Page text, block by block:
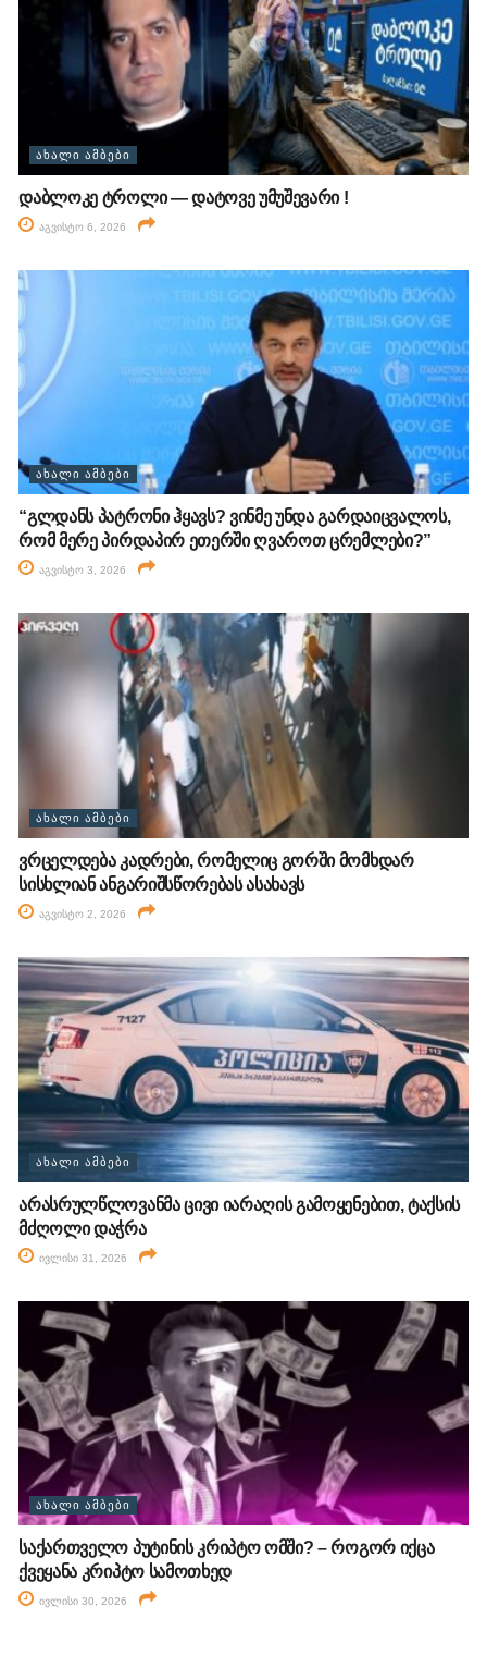
ᲐᲮᲐᲚᲘ ᲐᲛᲑᲔᲑᲘ
დაბლოკე ტროლი — დატოვე უმუშევარი !
აგვისტო 6, 2026
ᲐᲮᲐᲚᲘ ᲐᲛᲑᲔᲑᲘ
“გლდანს პატრონი ჰყავს? ვინმე უნდა გარდაიცვალოს,
რომ მერე პირდაპირ ეთერში ღვაროთ ცრემლები?”
აგვისტო 3, 2026
ᲐᲮᲐᲚᲘ ᲐᲛᲑᲔᲑᲘ
ვრცელდება კადრები, რომელიც გორში მომხდარ
სისხლიან ანგარიშსწორებას ასახავს
აგვისტო 2, 2026
ᲐᲮᲐᲚᲘ ᲐᲛᲑᲔᲑᲘ
არასრულწლოვანმა ცივი იარაღის გამოყენებით, ტაქსის
მძღოლი დაჭრა
ივლისი 31, 2026
ᲐᲮᲐᲚᲘ ᲐᲛᲑᲔᲑᲘ
საქართველო პუტინის კრიპტო ომში? – როგორ იქცა
ქვეყანა კრიპტო სამოთხედ
ივლისი 30, 2026